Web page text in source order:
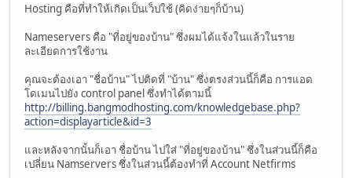
Hosting คือที่ทำให้เกิดเป็นเว็ปใช้ (คิดง่ายๆก็บ้าน)
Nameservers คือ "ที่อยู่ของบ้าน" ซึ่งผมได้แจ้งในแล้วในราย
ละเอียดการใช้งาน
คุณจะต้องเอา "ชื่อบ้าน" ไปติดที่ "บ้าน" ซึ่งตรงส่วนนี้ก็คือ การแอด
โดเมนไปยัง control panel ซึ่งทำได้ตามนี้
http://billing.bangmodhosting.com/knowledgebase.php?
action=displayarticle&id=3
และหลังจากนั้นก็เอา ชื่อบ้าน ไปใส่ "ที่อยู่ของบ้าน" ซึ่งในส่วนนี้ก็คือ
เปลี่ยน Namservers ซึ่งในส่วนนี้ต้องทำที่ Account Netfirms